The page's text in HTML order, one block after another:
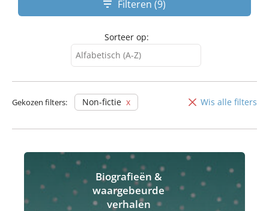
Filteren (9)
Sorteer op:
Alfabetisch (A-Z)
Alfabetisch (Z-A)
Gekozen filters: Non-fictie Wis alle filters
Biografieën &
waargebeurde
verhalen